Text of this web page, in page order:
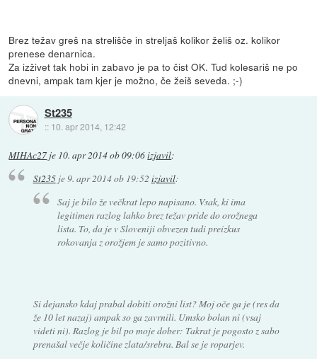
Brez težav greš na strelišče in streljaš kolikor želiš oz. kolikor
prenese denarnica.
Za izživet tak hobi in zabavo je pa to čist OK. Tud kolesariš ne po
dnevni, ampak tam kjer je možno, če žeiš seveda. ;-)
St235
:: 10. apr 2014, 12:42
MIHAc27 je 10. apr 2014 ob 09:06izjavil:
St235je9. apr 2014 ob 19:52 izjavil:
Saj je bilo že večkrat lepo napisano. Vsak, ki ima
legitimen razlog lahko brez težav pride do orožnega
lista. To, da je v Sloveniji obvezen tudi preizkus
rokovanja z orožjem je samo pozitivno.
Si dejansko kdaj prabal dobiti orožni list? Moj oče ga je (res da
že 10 let nazaj) ampak so ga zavrnili. Umsko bolan ni (vsaj
videti ni). Razlog je bil po moje dober: Takrat je pogosto z sabo
prenašal večje količine zlata/srebra. Bal se je roparjev.